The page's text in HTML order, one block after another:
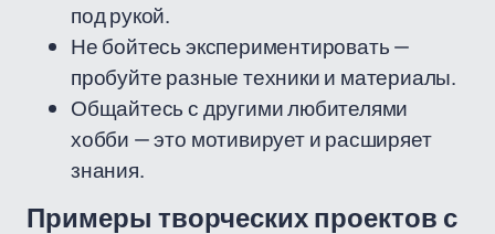
под рукой.
Не бойтесь экспериментировать —
пробуйте разные техники и материалы.
Общайтесь с другими любителями
хобби — это мотивирует и расширяет
знания.
Примеры творческих проектов с